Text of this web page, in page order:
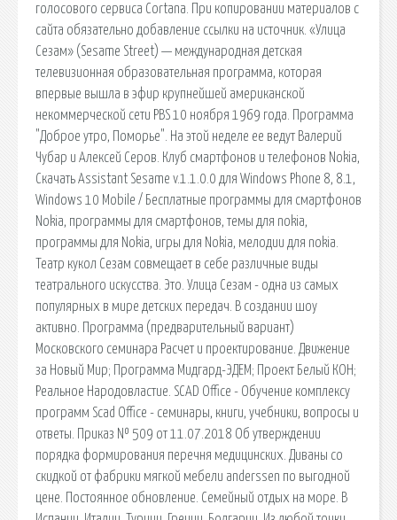
голосового сервиса Cortana. При копировании материалов с
сайта обязательно добавление ссылки на источник. «Улица
Сезам» (Sesame Street) — международная детская
телевизионная образовательная программа, которая
впервые вышла в эфир крупнейшей американской
некоммерческой сети PBS 10 ноября 1969 года. Программа
"Доброе утро, Поморье". На этой неделе ее ведут Валерий
Чубар и Алексей Серов. Клуб смартфонов и телефонов Nokia,
Скачать Assistant Sesame v.1.1.0.0 для Windows Phone 8, 8.1,
Windows 10 Mobile / Бесплатные программы для смартфонов
Nokia, программы для смартфонов, темы для nokia,
программы для Nokia, игры для Nokia, мелодии для nokia.
Театр кукол Сезам совмещает в себе различные виды
театрального искусства. Это. Улица Сезам - одна из самых
популярных в мире детских передач. В создании шоу
активно. Программа (предварительный вариант)
Московского семинара Расчет и проектирование. Движение
за Новый Мир; Программа Мидгард-ЭДЕМ; Проект Белый КОН;
Реальное Народовластие. SCAD Office - Обучение комплексу
программ Scad Office - семинары, книги, учебники, вопросы и
ответы. Приказ № 509 от 11.07.2018 Об утверждении
порядка формирования перечня медицинских. Диваны со
скидкой от фабрики мягкой мебели anderssen по выгодной
цене. Постоянное обновление. Семейный отдых на море. В